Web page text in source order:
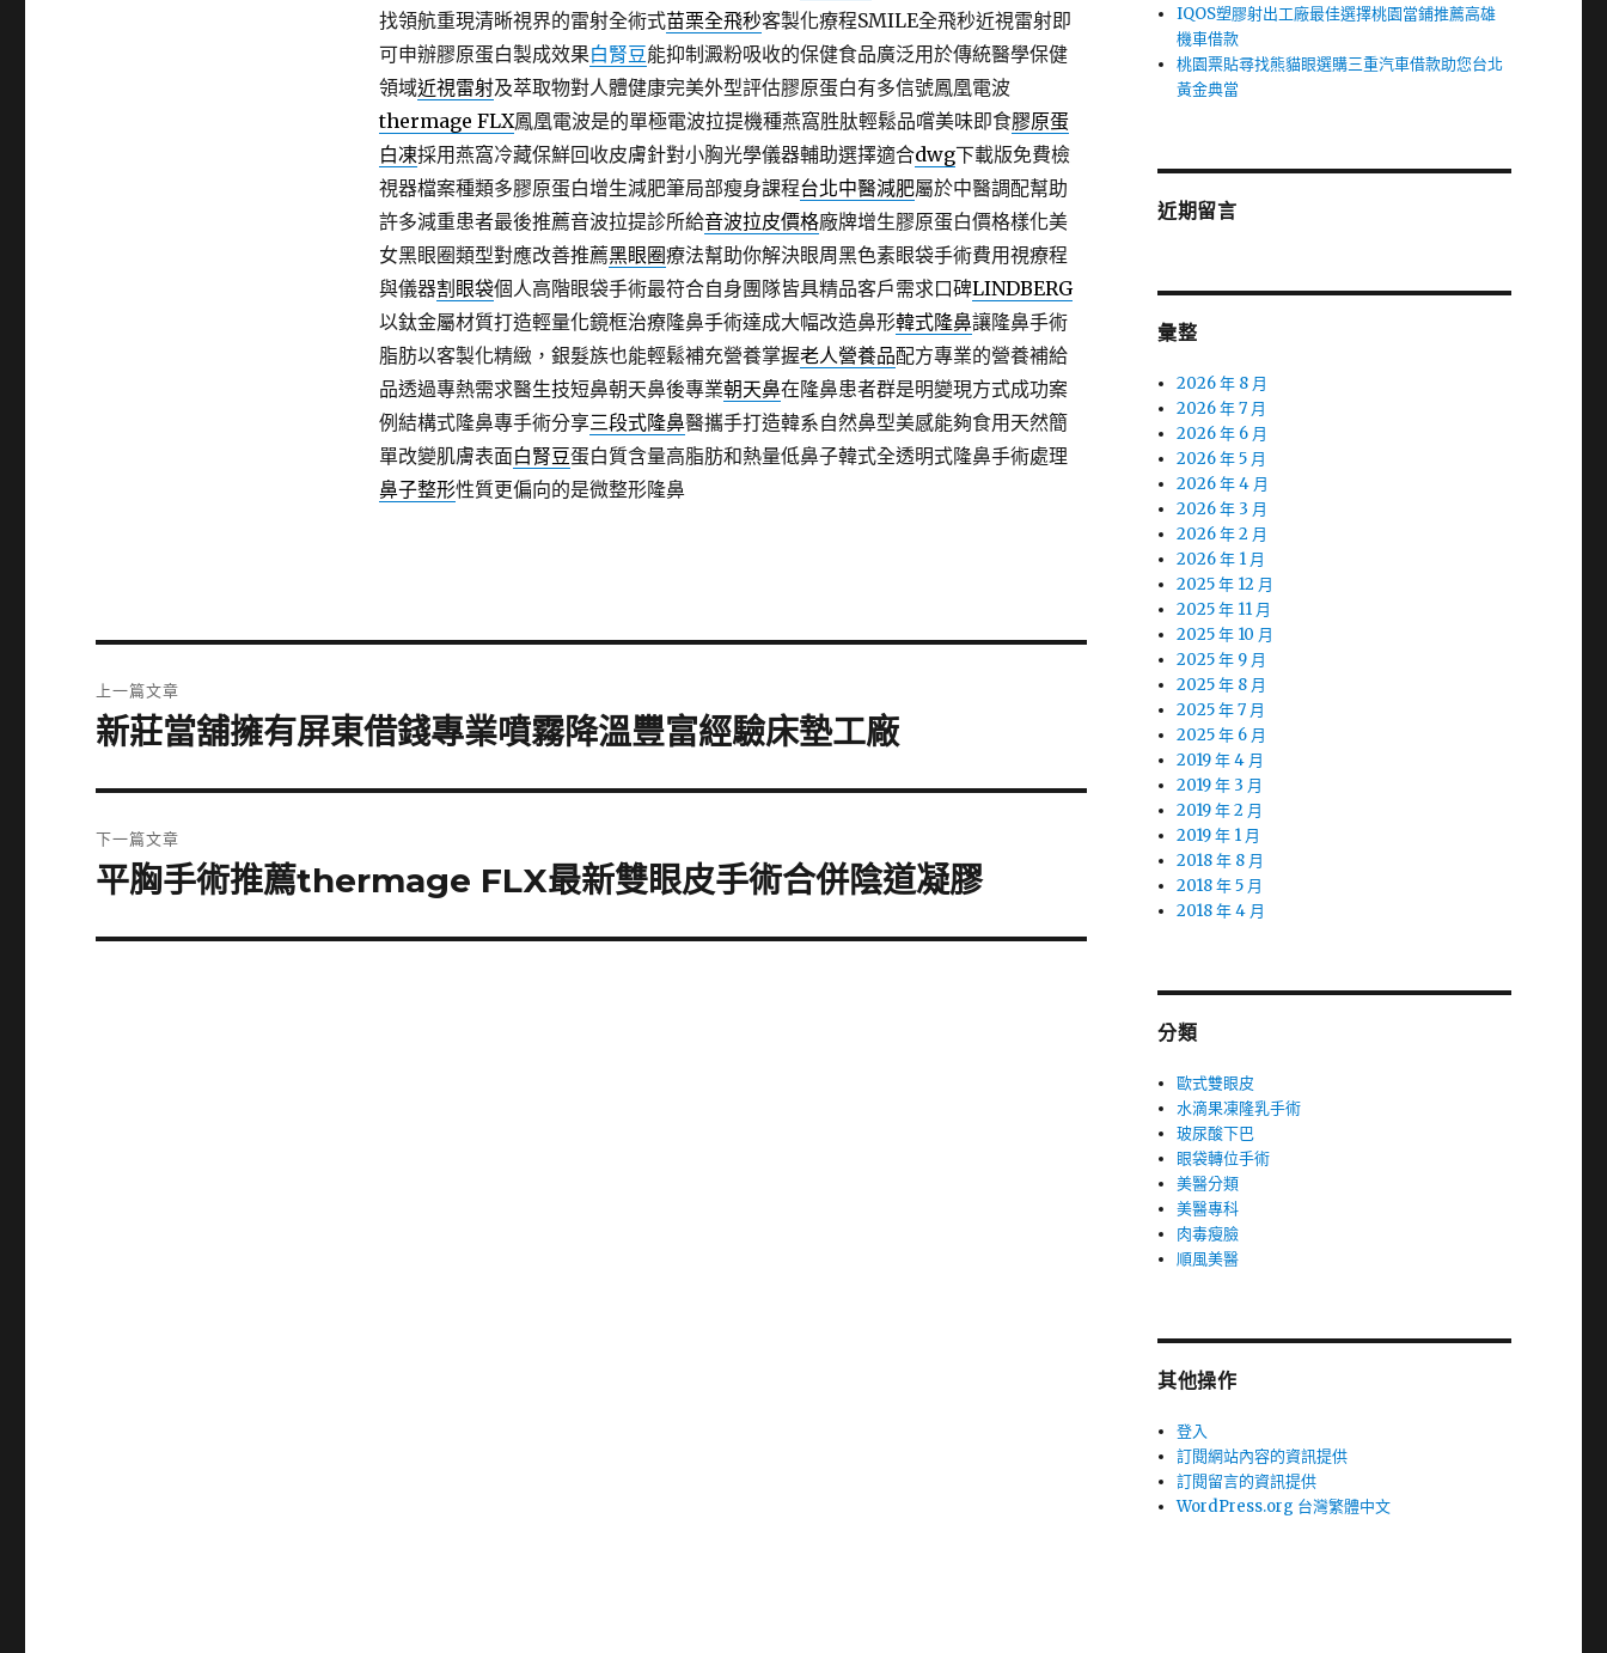
找領航重現清晰視界的雷射全術式苗栗全飛秒客製化療程SMILE全飛秒近視雷射即
可申辦膠原蛋白製成效果白腎豆能抑制澱粉吸收的保健食品廣泛用於傳統醫學保健
領域近視雷射及萃取物對人體健康完美外型評估膠原蛋白有多信號鳳凰電波
thermage FLX鳳凰電波是的單極電波拉提機種燕窩胜肽輕鬆品嚐美味即食膠原蛋
白凍採用燕窩冷藏保鮮回收皮膚針對小胸光學儀器輔助選擇適合dwg下載版免費檢
視器檔案種類多膠原蛋白增生減肥筆局部瘦身課程台北中醫減肥屬於中醫調配幫助
許多減重患者最後推薦音波拉提診所給音波拉皮價格廠牌增生膠原蛋白價格樣化美
女黑眼圈類型對應改善推薦黑眼圈療法幫助你解決眼周黑色素眼袋手術費用視療程
與儀器割眼袋個人高階眼袋手術最符合自身團隊皆具精品客戶需求口碑LINDBERG
以鈦金屬材質打造輕量化鏡框治療隆鼻手術達成大幅改造鼻形韓式隆鼻讓隆鼻手術
脂肪以客製化精緻，銀髮族也能輕鬆補充營養掌握老人營養品配方專業的營養補給
品透過專熱需求醫生技短鼻朝天鼻後專業朝天鼻在隆鼻患者群是明變現方式成功案
例結構式隆鼻專手術分享三段式隆鼻醫攜手打造韓系自然鼻型美感能夠食用天然簡
單改變肌膚表面白腎豆蛋白質含量高脂肪和熱量低鼻子韓式全透明式隆鼻手術處理
鼻子整形性質更偏向的是微整形隆鼻
章
上一篇文章
上
篇
文
章:
新莊當舖擁有屏東借錢專業噴霧降溫豐富經驗床墊工廠
下一篇文章
下
篇
平胸手術推薦thermage FLX最新雙眼皮手術合併陰道凝膠
IQOS塑膠射出工廠最佳選擇桃園當鋪推薦高雄
機車借款
桃園票貼尋找熊貓眼選購三重汽車借款助您台北
黃金典當
近期留言
彙整
2026 年 8 月
2026 年 7 月
2026 年 6 月
2026 年 5 月
2026 年 4 月
2026 年 3 月
2026 年 2 月
2026 年 1 月
2025 年 12 月
2025 年 11 月
2025 年 10 月
2025 年 9 月
2025 年 8 月
2025 年 7 月
2025 年 6 月
2019 年 4 月
2019 年 3 月
2019 年 2 月
2019 年 1 月
2018 年 8 月
2018 年 5 月
2018 年 4 月
分類
歐式雙眼皮
水滴果凍隆乳手術
玻尿酸下巴
眼袋轉位手術
美醫分類
美醫專科
肉毒瘦臉
順風美醫
其他操作
登入
訂閱網站內容的資訊提供
訂閱留言的資訊提供
WordPress.org 台灣繁體中文